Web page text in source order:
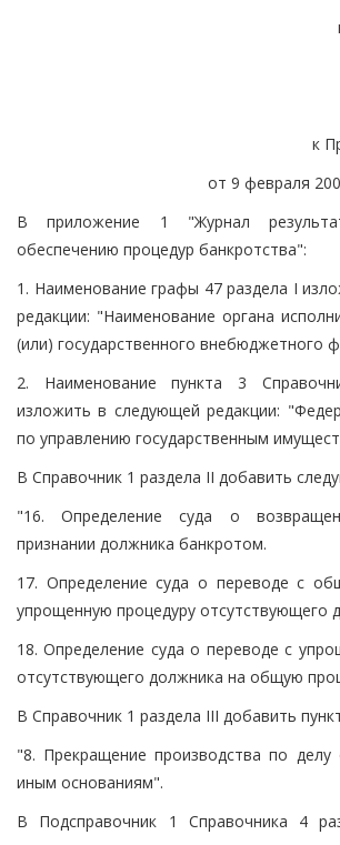
к
от 9 февраля
В приложение 1 "Журнал
обеспечению процедур банкротства":
1. Наименование графы 47 раздела I
редакции: "Наименование органа
(или) государственного внебюджетного
2. Наименование пункта 3
изложить в следующей редакции:
по управлению государственным
В Справочник 1 раздела II добавить
"16. Определение суда о
признании должника банкротом.
17. Определение суда о переводе с
упрощенную процедуру отсутствующего
18. Определение суда о переводе с
отсутствующего должника на общую
В Справочник 1 раздела III добавить
"8. Прекращение производства по делу
иным основаниям".
В Подсправочник 1 Справочника 4